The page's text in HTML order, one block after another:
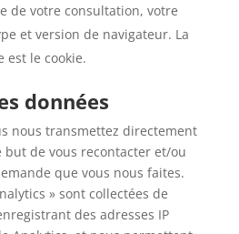
de votre consultation, votre
et version de navigateur. La
est le cookie.
données
nous transmettez directement
de vous recontacter et/ou
que vous nous faites.
» sont collectées de
des adresses IP